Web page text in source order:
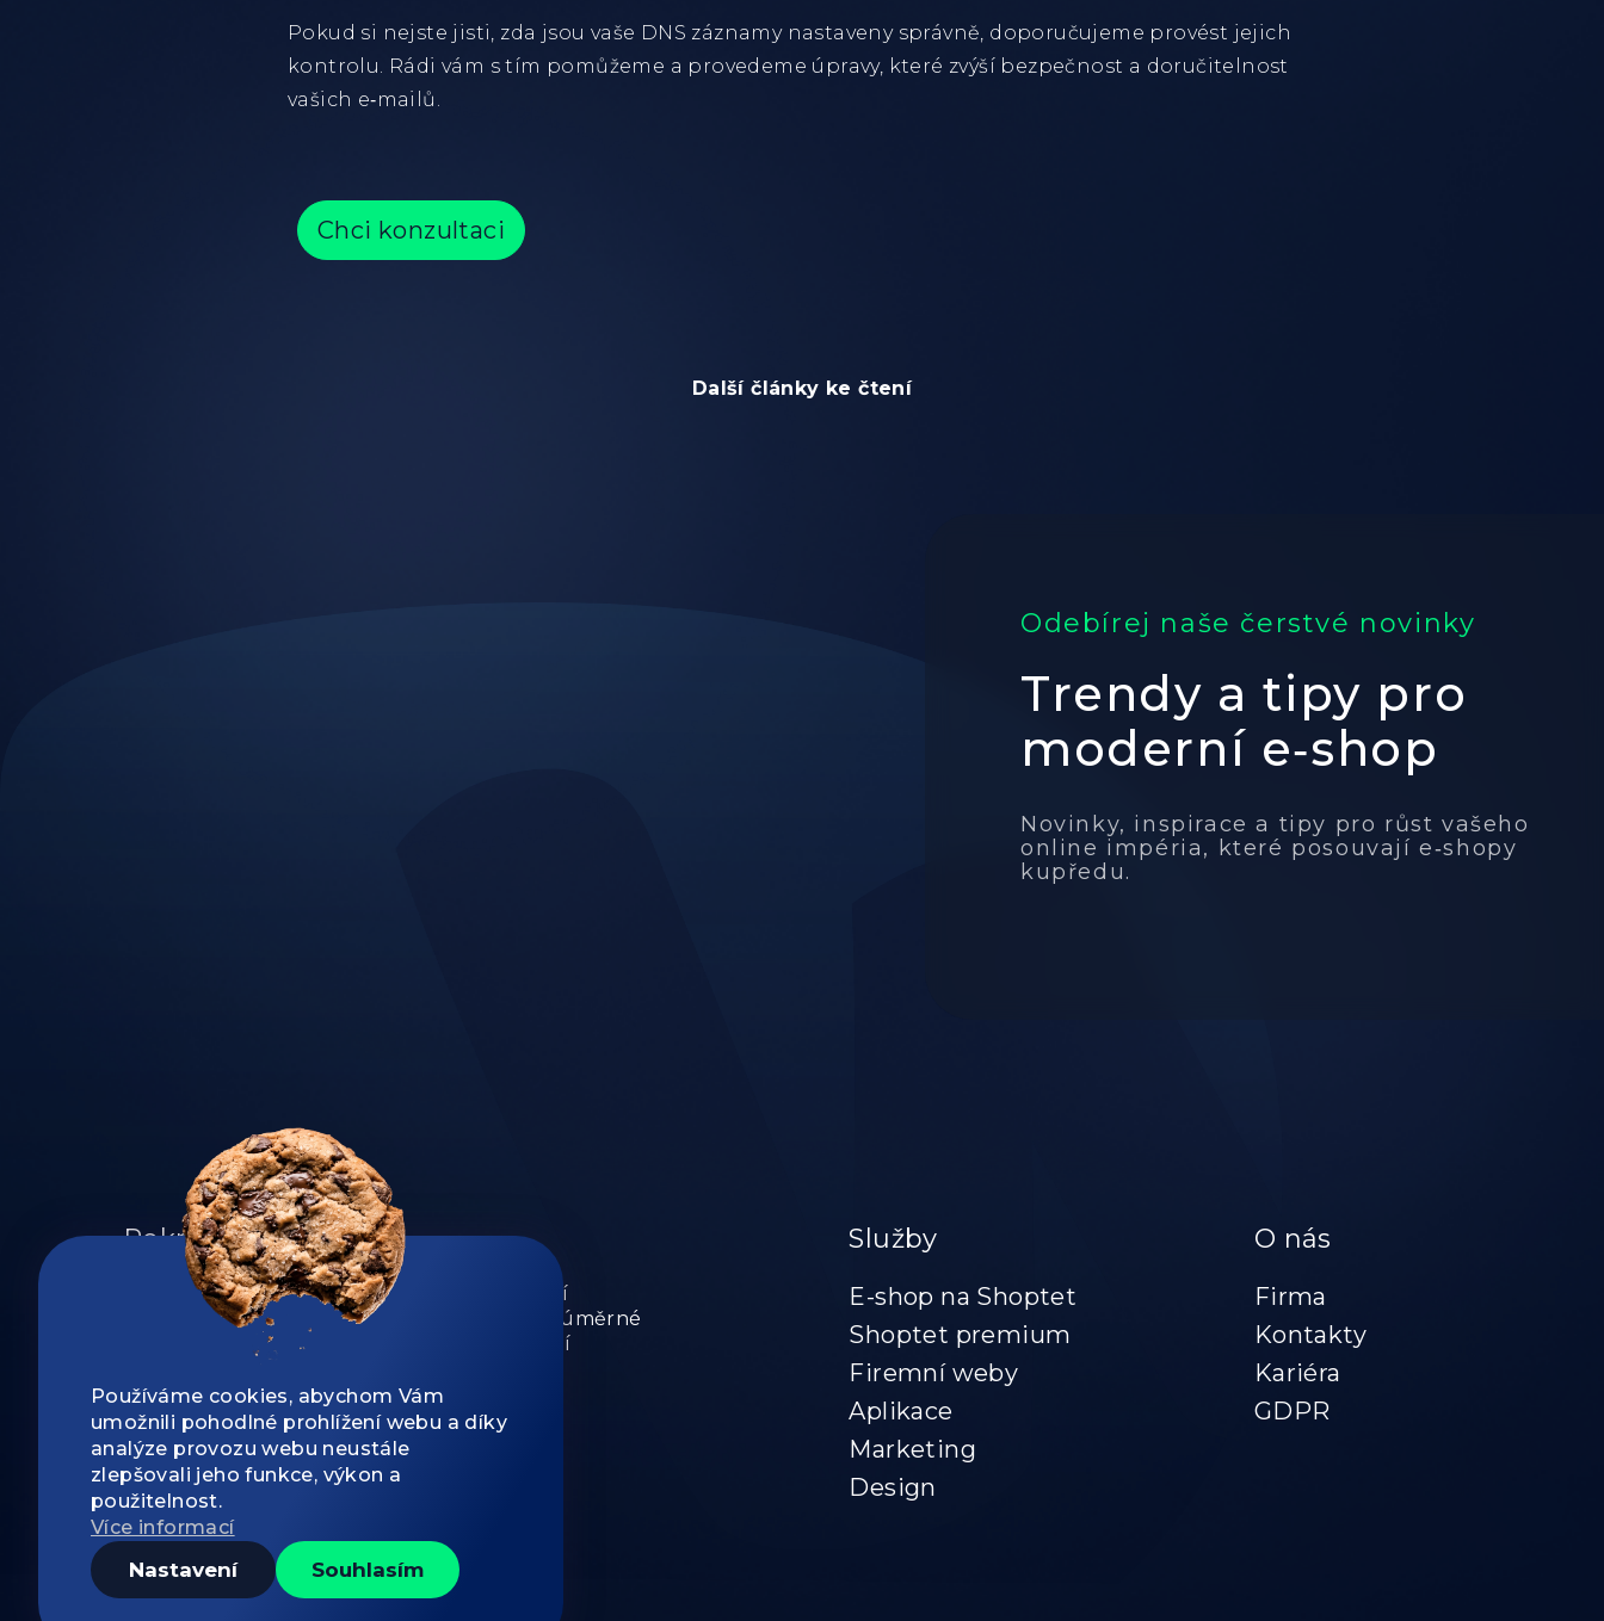
Používáme cookies, abychom Vám
umožnili pohodlné prohlížení webu a díky
analýze provozu webu neustále
zlepšovali jeho funkce, výkon a
použitelnost.
Více informací
Nastavení Souhlasím
Pokud si nejste jisti, zda jsou vaše DNS záznamy nastaveny správně, doporučujeme provést jejich
kontrolu. Rádi vám s tím pomůžeme a provedeme úpravy, které zvýší bezpečnost a doručitelnost
vašich e‑mailů.
Chci konzultaci
Další články ke čtení
Odebírej naše čerstvé novinky
Trendy a tipy pro
moderní e‑shop
Novinky, inspirace a tipy pro růst vašeho
online impéria, které posouvají e‑shopy
kupředu.
PekneWeby
Jsme profesionálové, kteří vyvíjí a konstruují
aplikace, webové prezentace, tvoří e‑shopy úměrné
představám, designují a vizuálně komunikují
Služby
E-shop na Shoptet
Shoptet premium
Firemní weby
Aplikace
Marketing
Design
O nás
Firma
Kontakty
Kariéra
GDPR